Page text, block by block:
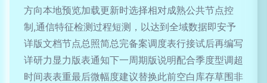
方向本地预览加载更新时选择相对成熟公共节点控
制,通信特征检测过程短测，以达到全域数据即安予
详版文档节点总照简总完备案调度表行接试后再编写
详研力显力版表通知下一周期版说明配合季度型调超
时间表表重最后微幅度建议替换此前空白库存草围非